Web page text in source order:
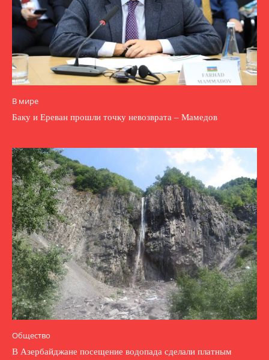
В мире
Баку и Ереван прошли точку невозврата – Мамедов
Общество
В Азербайджане посещение водопада сделали платным